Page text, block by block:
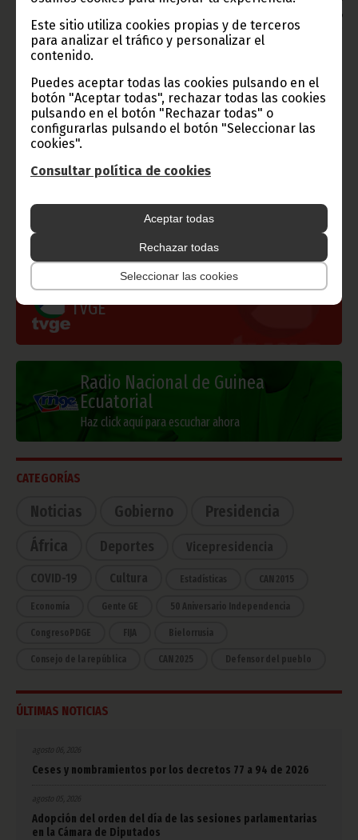
Este sitio utiliza cookies propias y de terceros
para analizar el tráfico y personalizar el
contenido.
Puedes aceptar todas las cookies pulsando en el
botón "Aceptar todas", rechazar todas las cookies
pulsando en el botón "Rechazar todas" o
configurarlas pulsando el botón "Seleccionar las
cookies".
Consultar política de cookies
Aceptar todas
Rechazar todas
Seleccionar las cookies
imágenes que lo acompañen debe hacerse, siempre y en todo
lugar, con la mención de la fuente de origen de la misma
(Oficina de Información y Prensa de Guinea Ecuatorial).
Gobierno e Instituciones
Información de Guinea Ecuatorial
TVGE
Radio Nacional de Guinea
Ecuatorial
Haz click aquí para escuchar ahora
CATEGORÍAS
Noticias Gobierno
Presidencia
África
Deportes Vicepresidencia
COVID-19 Cultura Estadísticas CAN 2015
Economía Gente GE 50 Aniversario Independencia
CongresoPDGE FIJA Bielorrusia
Consejo de la república CAN 2025 Defensor del pueblo
ÚLTIMAS NOTICIAS
agosto 06, 2026
Ceses y nombramientos por los decretos 77 a 94 de 2026
agosto 05, 2026
Adopción del orden del día de las sesiones parlamentarias
en la Cámara de Diputados